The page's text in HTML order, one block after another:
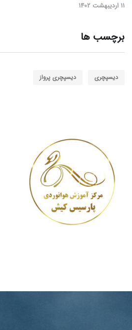
11 اردیبهشت 1402
برچسب ها
دیسپچری دیسپچری پرواز